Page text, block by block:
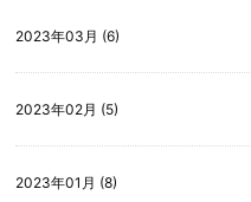
2023年03月 (6)
2023年02月 (5)
2023年01月 (8)